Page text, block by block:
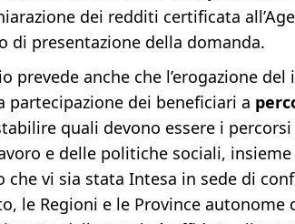
dei redditi certificata
di presentazione della domanda.
prevede anche che l’erogazione del
partecipazione dei beneficiari a
quali devono essere i
e delle politiche sociali, insieme
che vi sia stata Intesa in sede di
le Regioni e le Province autonome